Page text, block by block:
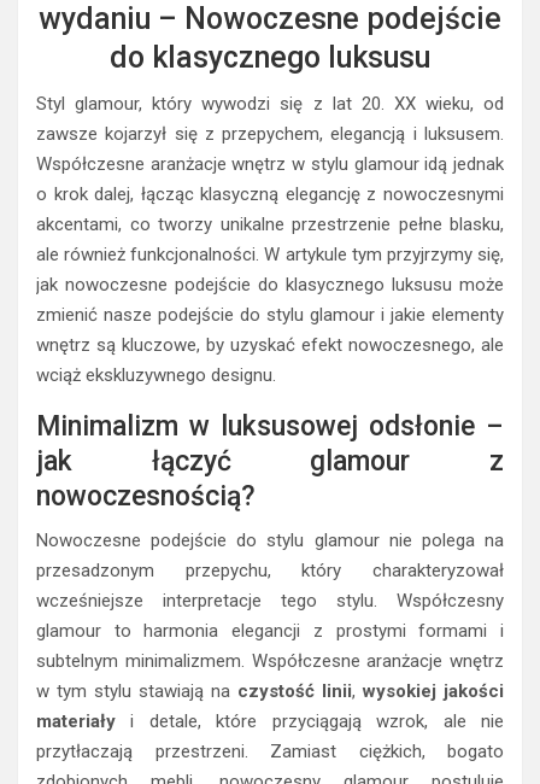
wydaniu – Nowoczesne podejście
do klasycznego luksusu
Styl glamour, który wywodzi się z lat 20. XX wieku, od
zawsze kojarzył się z przepychem, elegancją i luksusem.
Współczesne aranżacje wnętrz w stylu glamour idą jednak
o krok dalej, łącząc klasyczną elegancję z nowoczesnymi
akcentami, co tworzy unikalne przestrzenie pełne blasku,
ale również funkcjonalności. W artykule tym przyjrzymy się,
jak nowoczesne podejście do klasycznego luksusu może
zmienić nasze podejście do stylu glamour i jakie elementy
wnętrz są kluczowe, by uzyskać efekt nowoczesnego, ale
wciąż ekskluzywnego designu.
Minimalizm w luksusowej odsłonie –
jak łączyć glamour z
nowoczesnością?
Nowoczesne podejście do stylu glamour nie polega na
przesadzonym przepychu, który charakteryzował
wcześniejsze interpretacje tego stylu. Współczesny
glamour to harmonia elegancji z prostymi formami i
subtelnym minimalizmem. Współczesne aranżacje wnętrz
w tym stylu stawiają na czystość linii,wysokiej jakości
materiały i detale, które przyciągają wzrok, ale nie
przytłaczają przestrzeni. Zamiast ciężkich, bogato